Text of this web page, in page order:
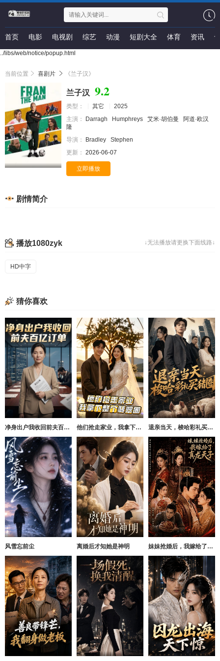
首页 电影 电视剧 综艺 动漫 短剧大全 体育 资讯
../libs/web/notice/popup.html
当前位置 喜剧片 《兰子汉》
兰子汉 9.2
类型： 其它
2025
主演：
Darragh Humphreys 艾米·胡伯曼
阿道·欧汉
隆
导演：
Bradley
Stephen
更新： 2026-06-07
立即播放
剧情简介
↓无法播放请更换下面线路↓
播放1080zyk
HD中字
猜你喜欢
净身出户我收回前夫百亿订单 他们抢走家业，我拿下整个翡翠圈 退亲当天，梭哈彩礼买猪圈
风雪忘前尘 离婚后才知她是神明 妹妹抢婚后，我嫁给了真龙天子